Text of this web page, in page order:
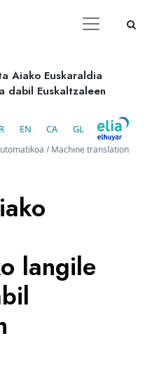
Aiako Euskaraldia
dabil Euskaltzaleen
EN CA GL
/ Machine translation
langile